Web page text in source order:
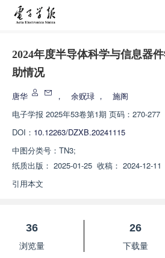
2024年度半导体科学与信息器
助情况
唐华 ， 余贶琭 ，
施阁
电子学报 2025年53卷第1期 页码：270-277
DOI： 10.12263/DZXB.20241115
中图分类号： TN3;
纸质出版： 2025-01-25 收稿： 2024-12-11
引用本文
36
浏览量
26
下载量